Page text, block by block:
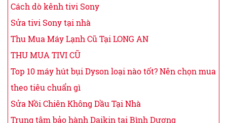
Cách dò kênh tivi Sony
Sửa tivi Sony tại nhà
Thu Mua Máy Lạnh Cũ Tại LONG AN
THU MUA TIVI CŨ
Top 10 máy hút bụi Dyson loại nào tốt? Nên chọn mua
theo tiêu chuẩn gì
Sửa Nồi Chiên Không Dầu Tại Nhà
Trung tâm bảo hành Daikin tại Bình Dương